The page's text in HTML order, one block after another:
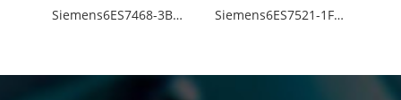
Siemens6ES7468-3BB50-0AA0 Siemens6ES7521-1FH00-0AA0